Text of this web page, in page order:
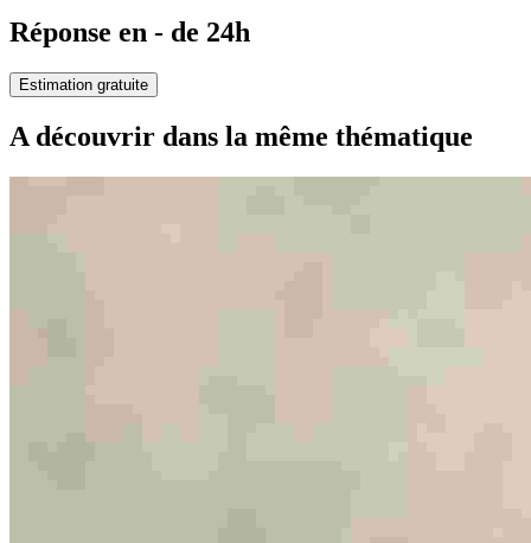
Réponse en - de 24h
Estimation gratuite
A découvrir dans la même thématique